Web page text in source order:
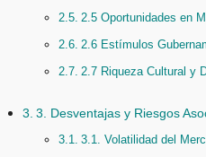
2.5 Oportunidades en
2.6 Estímulos
2.7 Riqueza Cultural y
3. Desventajas y Riesgos
3.1. Volatilidad del